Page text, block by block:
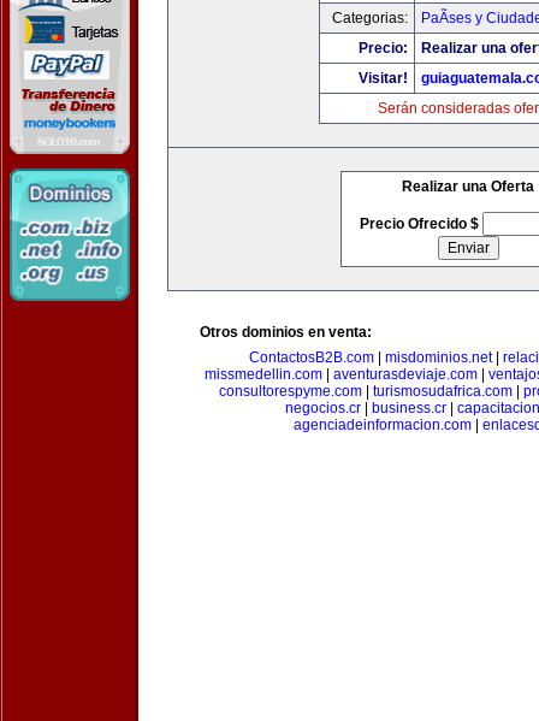
Categorias:
PaÃ­ses y
Precio:
Realizar una
Visitar!
Serán consideradas
Realizar una Oferta
Precio Ofrecido $
Otros dominios en venta:
ContactosB2B.com
misdominios.net|
missmedellin.com
aventurasdeviaje.com
consultorespyme.com| turismosudafrica.com|
negocios.cr| business.cr|
agenciadeinformacion.com